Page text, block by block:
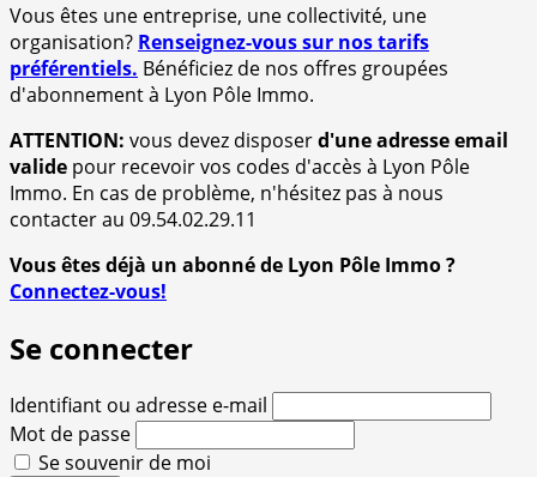
Vous êtes une entreprise, une collectivité, une
organisation? Renseignez-vous sur nos tarifs
préférentiels. Bénéficiez de nos offres groupées
d'abonnement à Lyon Pôle Immo.
ATTENTION: vous devez disposerd'une adresse email
valide pour recevoir vos codes d'accès à Lyon Pôle
Immo. En cas de problème, n'hésitez pas à nous
contacter au 09.54.02.29.11
Vous êtes déjà un abonné de Lyon Pôle Immo ?
Connectez-vous!
Se connecter
Identifiant ou adresse e-mail
Mot de passe
Se souvenir de moi